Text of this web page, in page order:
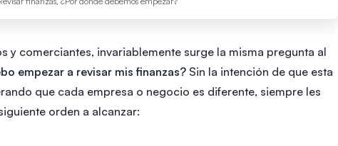
y comerciantes, invariablemente surge la misma pregunta al
empezar a revisar mis finanzas? Sin la intención de que esta
que cada empresa o negocio es diferente, siempre les
orden a alcanzar: